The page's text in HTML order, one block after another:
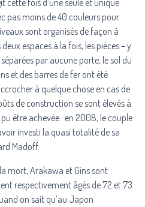
cette fois d’une seule et unique
pas moins de 40 couleurs pour
sont organisés de façon à
espaces à la fois, les pièces – y
par aucune porte, le sol du
et des barres de fer ont été
à quelque chose en cas de
de construction se sont élevés à
être achevée : en 2008, le couple
investi la quasi totalité de sa
Madoff.
mort, Arakawa et Gins sont
respectivement âgés de 72 et 73
on sait qu’au Japon